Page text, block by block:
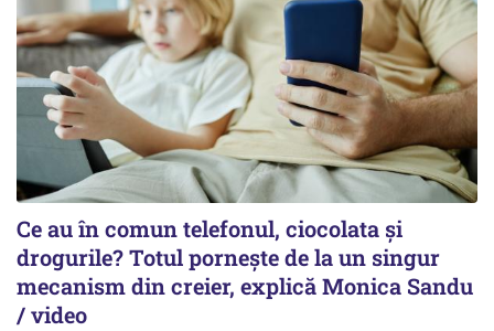
Ce au în comun telefonul, ciocolata și
drogurile? Totul pornește de la un singur
mecanism din creier, explică Monica Sandu
/ video